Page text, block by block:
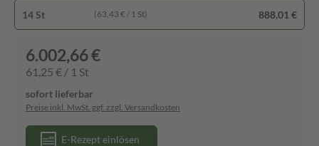
14 St (63,43 € / 1 St) 888,01 €
6.002,66 €
61,25 € / 1 St
sofort lieferbar
Preise inkl. MwSt. ggf. zzgl. Versandkosten
E-Rezept einlösen